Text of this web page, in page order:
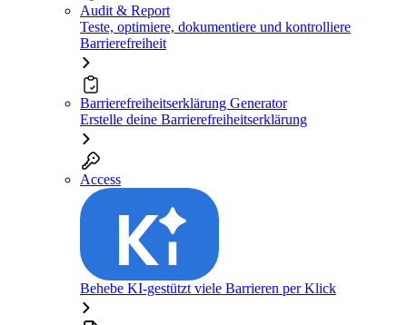
Audit & Report
Teste, optimiere, dokumentiere und kontrolliere
Barrierefreiheit
Barrierefreiheitserklärung Generator
Erstelle deine Barrierefreiheitserklärung
Access
Behebe KI-gestützt viele Barrieren per Klick